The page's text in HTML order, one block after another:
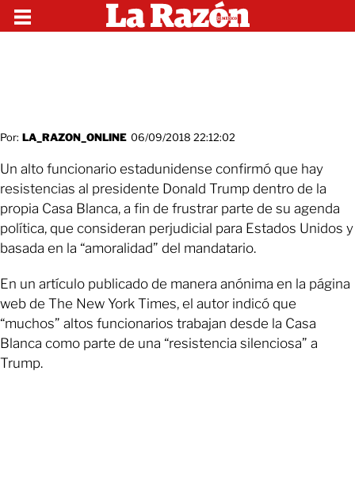
Por: LA_RAZON_ONLINE 06/09/2018 22:12:02
Un alto funcionario estadunidense confirmó que hay
resistencias al presidente Donald Trump dentro de la
propia Casa Blanca, a fin de frustrar parte de su agenda
política, que consideran perjudicial para Estados Unidos y
basada en la “amoralidad” del mandatario.
En un artículo publicado de manera anónima en la página
web de The New York Times, el autor indicó que
“muchos” altos funcionarios trabajan desde la Casa
Blanca como parte de una “resistencia silenciosa” a
Trump.